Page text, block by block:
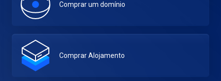
Comprar um domínio
Comprar Alojamento